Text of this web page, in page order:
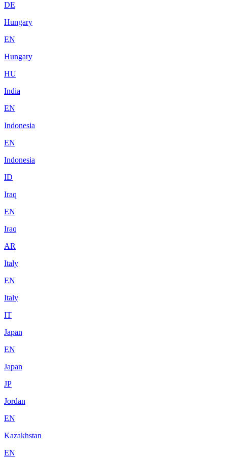
DE
Hungary
EN
Hungary
HU
India
EN
Indonesia
EN
Indonesia
ID
Iraq
EN
Iraq
AR
Italy
EN
Italy
IT
Japan
EN
Japan
JP
Jordan
EN
Kazakhstan
EN